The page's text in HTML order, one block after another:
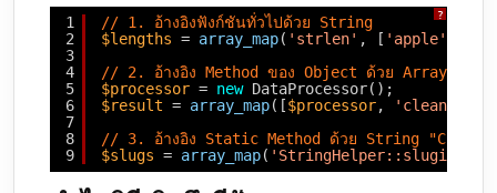
?
1
2
3
4
5
6
7
8
9
// 1. อ้างอิงฟังก์ชันทั่วไปด้วย String
$lengths = array_map( 'strlen' , [ 'apple'
// 2. อ้างอิง Method ของ Object ด้วย Array
$processor = new DataProcessor();
$result = array_map([$processor, 'cleanData'
// 3. อ้างอิง Static Method ด้วย String
$slugs = array_map( 'StringHelper::slugify'